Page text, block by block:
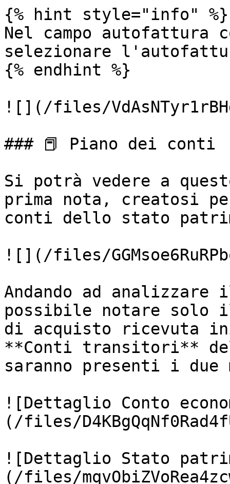
{% hint style="info" %}
Nel campo autofattura
selezionare
{% endhint %}
![](/files/
### 📕 Piano dei conti
Si potrà vedere a
prima nota, creatosi
conti dello stato
![](/files/
Andando ad
possibile notare solo
di acquisto ricevuta
**Conti transitori**
saranno presenti i due
![Dettaglio Conto
(/files/
![Dettaglio Stato
(/files/